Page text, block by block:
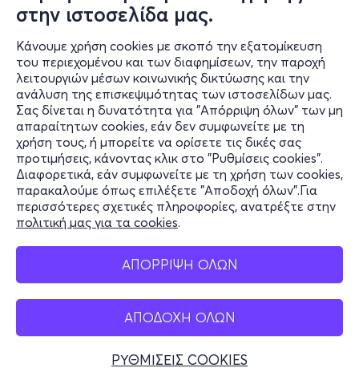
στην ιστοσελίδα μας.
Κάνουμε χρήση cookies με σκοπό την εξατομίκευση
του περιεχομένου και των διαφημίσεων, την παροχή
λειτουργιών μέσων κοινωνικής δικτύωσης και την
ανάλυση της επισκεψιμότητας των ιστοσελίδων μας.
Σας δίνεται η δυνατότητα για "Απόρριψη όλων" των μη
απαραίτητων cookies, εάν δεν συμφωνείτε με τη
χρήση τους, ή μπορείτε να ορίσετε τις δικές σας
προτιμήσεις, κάνοντας κλικ στο "Ρυθμίσεις cookies".
Διαφορετικά, εάν συμφωνείτε με τη χρήση των cookies,
παρακαλούμε όπως επιλέξετε "Αποδοχή όλων".Για
περισσότερες σχετικές πληροφορίες, ανατρέξτε στην
πολιτική μας για τα cookies.
ΑΠΟΡΡΙΨΗ ΟΛΩΝ
ΑΠΟΔΟΧΗ ΟΛΩΝ
ΡΥΘΜΙΣΕΙΣ COOKIES
Πληροφορίες
Υποστήριξη
Stay Connected
Mobile app